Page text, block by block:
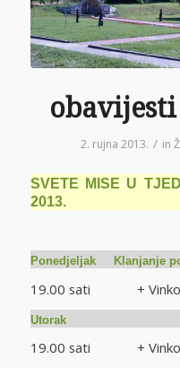
obavijesti
2. rujna 2013. / in
SVETE MISE U
2013.
Ponedjeljak Klanjanje
19.00 sati + Vinko
Utorak
19.00 sati + Vinko